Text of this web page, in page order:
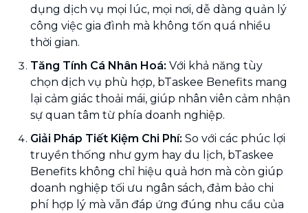
dụng dịch vụ mọi lúc, mọi nơi, dễ dàng quản lý
công việc gia đình mà không tốn quá nhiều
thời gian.
Tăng Tính Cá Nhân Hoá: Với khả năng tùy
chọn dịch vụ phù hợp, bTaskee Benefits mang
lại cảm giác thoải mái, giúp nhân viên cảm nhận
sự quan tâm từ phía doanh nghiệp.
Giải Pháp Tiết Kiệm Chi Phí: So với các phúc lợi
truyền thống như gym hay du lịch, bTaskee
Benefits không chỉ hiệu quả hơn mà còn giúp
doanh nghiệp tối ưu ngân sách, đảm bảo chi
phí hợp lý mà vẫn đáp ứng đúng nhu cầu của